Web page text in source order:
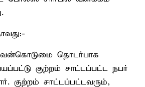
வன்கொடுமை தொடர்பாக
குற்றம் சாட்டப்பட்ட நபர்
குற்றம் சாட்டப்பட்டவரும்,